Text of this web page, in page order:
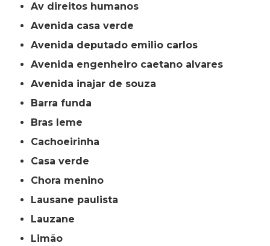
av direitos humanos
avenida casa verde
avenida deputado emilio carlos
avenida engenheiro caetano alvares
avenida inajar de souza
barra funda
bras leme
cachoeirinha
casa verde
chora menino
lausane paulista
lauzane
limão